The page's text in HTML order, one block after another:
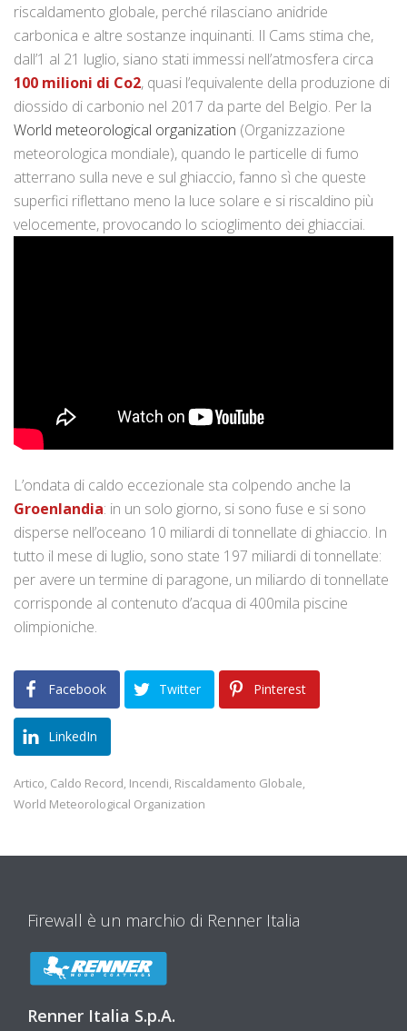
riscaldamento globale, perché rilasciano anidride
carbonica e altre sostanze inquinanti. Il Cams stima che,
dall’1 al 21 luglio, siano stati immessi nell’atmosfera circa
100 milioni di Co2, quasi l’equivalente della produzione di
diossido di carbonio nel 2017 da parte del Belgio. Per la
World meteorological organization (Organizzazione
meteorologica mondiale), quando le particelle di fumo
atterrano sulla neve e sul ghiaccio, fanno sì che queste
superfici riflettano meno la luce solare e si riscaldino più
velocemente, provocando lo scioglimento dei ghiacciai.
L’ondata di caldo eccezionale sta colpendo anche la
Groenlandia: in un solo giorno, si sono fuse e si sono
disperse nell’oceano 10 miliardi di tonnellate di ghiaccio. In
tutto il mese di luglio, sono state 197 miliardi di tonnellate:
per avere un termine di paragone, un miliardo di tonnellate
corrisponde al contenuto d’acqua di 400mila piscine
olimpioniche.
Facebook Twitter Pinterest
LinkedIn
Artico, Caldo Record, Incendi, Riscaldamento Globale,
World Meteorological Organization
Firewall è un marchio di Renner Italia
Renner Italia S.p.A.